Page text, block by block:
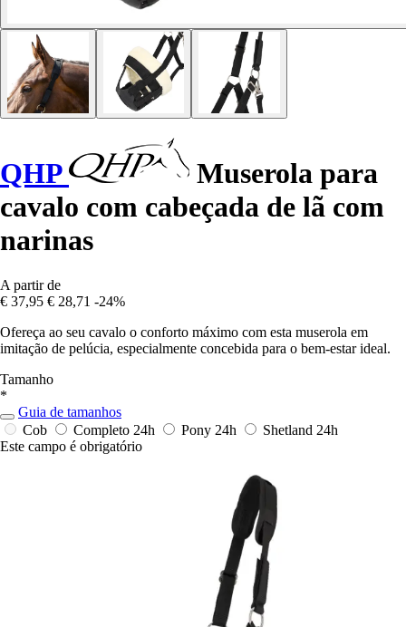
QHP
Muserola para
cavalo com cabeçada de lã com
narinas
A partir de
€ 37,95 € 28,71 -24%
Ofereça ao seu cavalo o conforto máximo com esta muserola em
imitação de pelúcia, especialmente concebida para o bem-estar ideal.
Tamanho
*
Guia de tamanhos
Cob
Completo 24h Pony 24h Shetland 24h
Este campo é obrigatório